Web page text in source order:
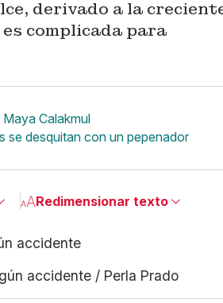
derivado a la
complicada para
Calakmul
se desquitan con un pepenador
Redimensionar texto
Pequeño
Grande
accidente / Perla Prado